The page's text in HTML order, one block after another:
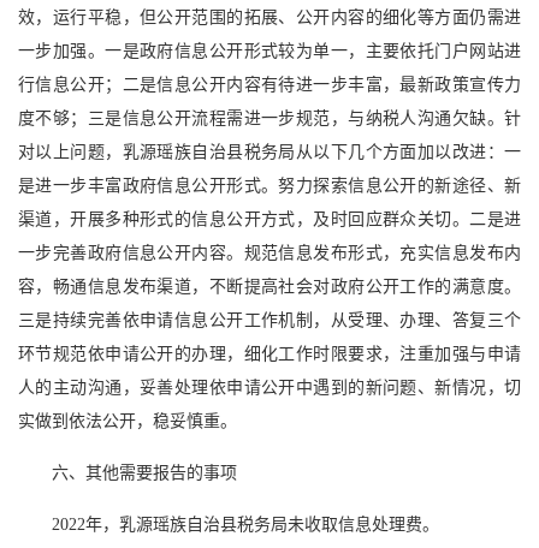
效，运行平稳，但公开范围的拓展、公开内容的细化等方面仍需进
一步加强。一是政府信息公开形式较为单一，主要依托门户网站进
行信息公开；二是信息公开内容有待进一步丰富，最新政策宣传力
度不够；三是信息公开流程需进一步规范，与纳税人沟通欠缺。针
对以上问题，乳源瑶族自治县税务局从以下几个方面加以改进：一
是进一步丰富政府信息公开形式。努力探索信息公开的新途径、新
渠道，开展多种形式的信息公开方式，及时回应群众关切。二是进
一步完善政府信息公开内容。规范信息发布形式，充实信息发布内
容，畅通信息发布渠道，不断提高社会对政府公开工作的满意度。
三是持续完善依申请信息公开工作机制，从受理、办理、答复三个
环节规范依申请公开的办理，细化工作时限要求，注重加强与申请
人的主动沟通，妥善处理依申请公开中遇到的新问题、新情况，切
实做到依法公开，稳妥慎重。
六、其他需要报告的事项
2022年，乳源瑶族自治县税务局未收取信息处理费。